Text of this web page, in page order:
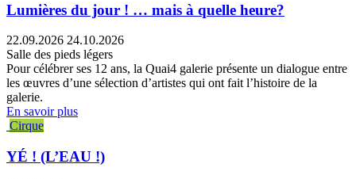
Lumières du jour ! … mais à quelle heure?
22.09.2026 24.10.2026
Salle des pieds légers
Pour célébrer ses 12 ans, la Quai4 galerie présente un dialogue entre
les œuvres d’une sélection d’artistes qui ont fait l’histoire de la
galerie.
En savoir plus
Cirque
YÉ ! (L’EAU !)